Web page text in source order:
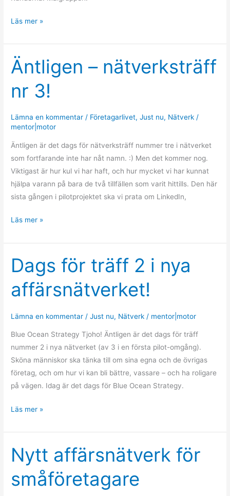
Läs mer »
Äntligen – nätverksträff
nr 3!
Lämna en kommentar / Företagarlivet,Just nu, Nätverk /
mentor|motor
Äntligen är det dags för nätverksträff nummer tre i nätverket
som fortfarande inte har nåt namn. :) Men det kommer nog.
Viktigast är hur kul vi har haft, och hur mycket vi har kunnat
hjälpa varann på bara de två tillfällen som varit hittills. Den här
sista gången i pilotprojektet ska vi prata om LinkedIn,
Äntligen
–
nätverksträff
nr
Läs mer »
Dags för träff 2 i nya
affärsnätverket!
Lämna en kommentar /Just nu, Nätverk / mentor|motor
Blue Ocean Strategy Tjoho! Äntligen är det dags för träff
nummer 2 i nya nätverket (av 3 i en första pilot-omgång).
Sköna människor ska tänka till om sina egna och de övrigas
företag, och om hur vi kan bli bättre, vassare – och ha roligare
på vägen. Idag är det dags för Blue Ocean Strategy.
Dags
för
träff
2
affärsnätverket!
Läs mer »
Nytt affärsnätverk för
småföretagare
Nytt
affärsnätverk
för
småföretagare